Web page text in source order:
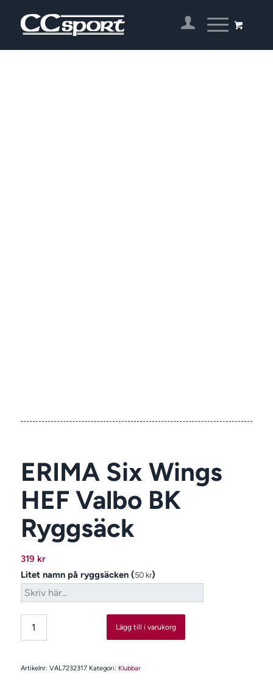
ERIMA Six Wings
HEF Valbo BK
Ryggsäck
319 kr
Litet namn på ryggsäcken (50 kr)
Lägg till i varukorg
Artikelnr: VAL7232317 Kategori: Klubbar